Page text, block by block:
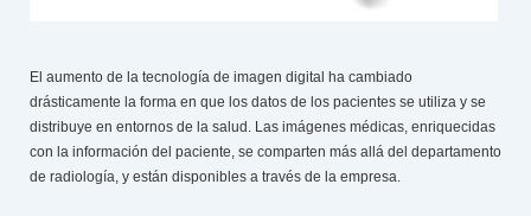
El aumento de la tecnología de imagen digital ha cambiado
drásticamente la forma en que los datos de los pacientes se utiliza y se
distribuye en entornos de la salud. Las imágenes médicas, enriquecidas
con la información del paciente, se comparten más allá del departamento
de radiología, y están disponibles a través de la empresa.